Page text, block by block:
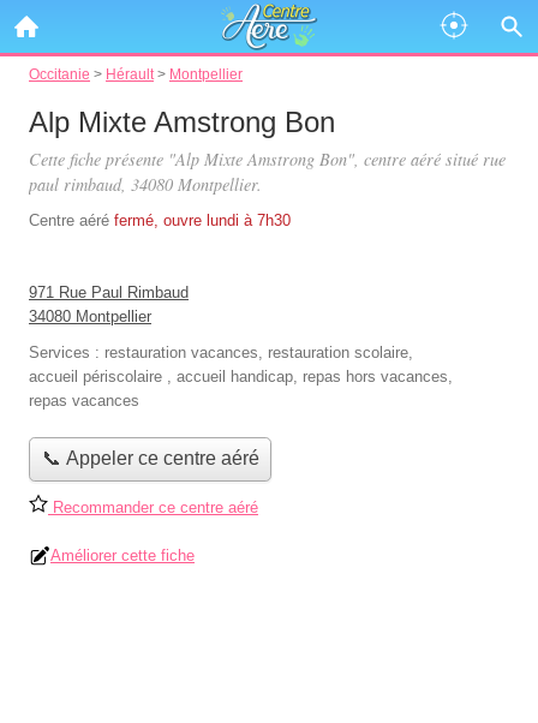
Occitanie > Hérault > Montpellier
Alp Mixte Amstrong Bon
Cette fiche présente "Alp Mixte Amstrong Bon", centre aéré situé rue
paul rimbaud, 34080 Montpellier.
Centre aéré fermé, ouvre lundi à 7h30
971 Rue Paul Rimbaud
34080 Montpellier
Services : restauration vacances, restauration scolaire,
accueil périscolaire , accueil handicap, repas hors vacances,
repas vacances
📞 Appeler ce centre aéré
Recommander ce centre aéré
Améliorer cette fiche